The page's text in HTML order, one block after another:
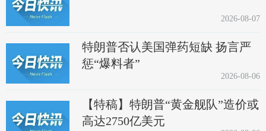
2026-08-07
特朗普否认美国弹药短缺 扬言严
惩“爆料者”
2026-08-06
【特稿】特朗普“黄金舰队”造价或
高达2750亿美元